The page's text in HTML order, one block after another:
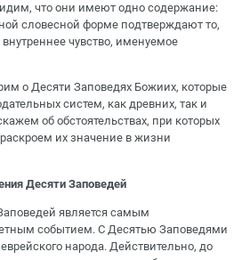
что они имеют одно содержание:
словесной форме подтверждают то,
чувство, именуемое
о Десяти Заповедях Божиих, которые
систем, как древних, так и
об обстоятельствах, при которых
их значение в жизни
Десяти Заповедей
является самым
событием. С Десятью Заповедями
народа. Действительно, до